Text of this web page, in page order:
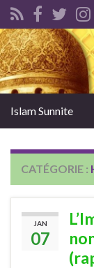
Islam Sunnite
CATÉGORIE :
JAN
07